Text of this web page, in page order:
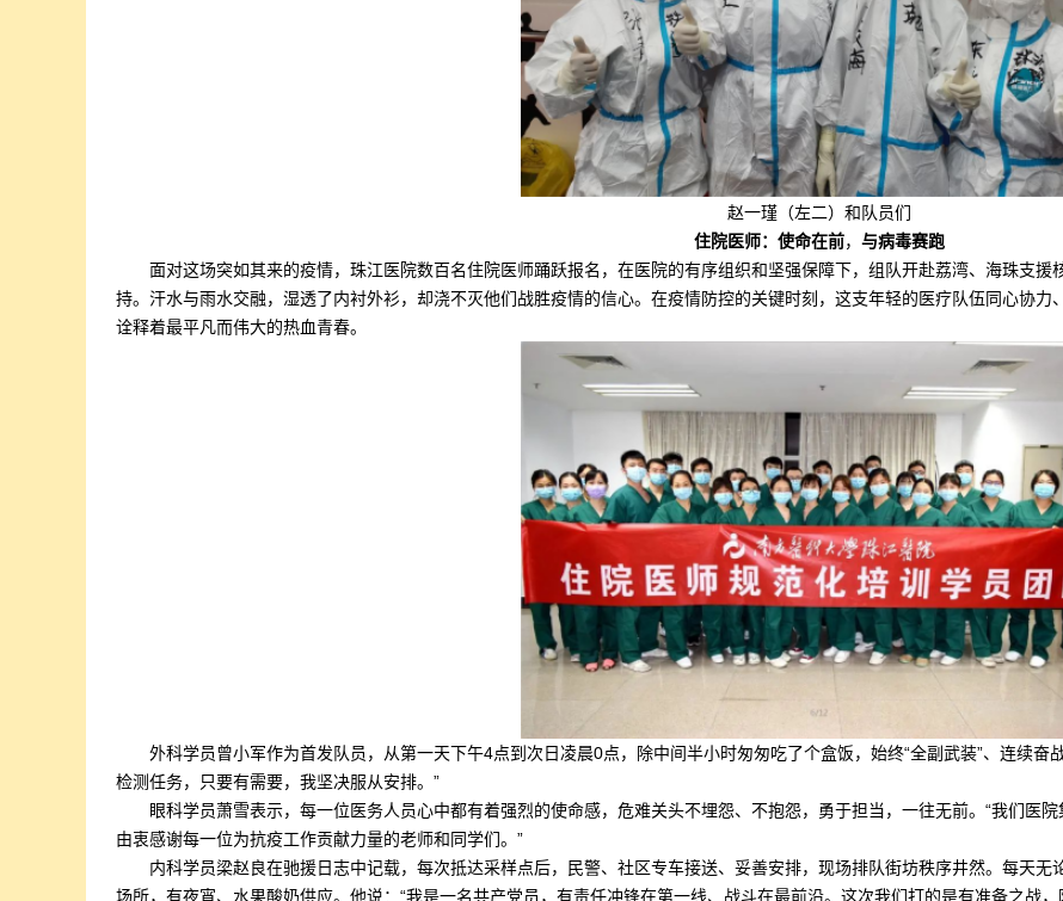
赵一瑾（左二）和队员们
住院医师：使命在前， 与病毒赛跑
面对这场突如其来的疫情，珠江医院数百名住院医师踊跃报名，在医院的有序组织和坚强保障下，组队开赴荔湾、海珠支
持。汗水与雨水交融，湿透了内衬外衫，却浇不灭他们战胜疫情的信心。在疫情防控的关键时刻，这支年轻的医疗队伍同心协力
诠释着最平凡而伟大的热血青春。
外科学员曾小军作为首发队员，从第一天下午4点到次日凌晨0点，除中间半小时匆匆吃了个盒饭，始终“全副武装”、连续奋
检测任务，只要有需要，我坚决服从安排。”
眼科学员萧雪表示，每一位医务人员心中都有着强烈的使命感，危难关头不埋怨、不抱怨，勇于担当，一往无前。“我们医
由衷感谢每一位为抗疫工作贡献力量的老师和同学们。”
内科学员梁赵良在驰援日志中记载，每次抵达采样点后，民警、社区专车接送、妥善安排，现场排队街坊秩序井然。每天
场所，有夜宵、水果酸奶供应。他说：“我是一名共产党员，有责任冲锋在第一线、战斗在最前沿。这次我们打的是有准备之战